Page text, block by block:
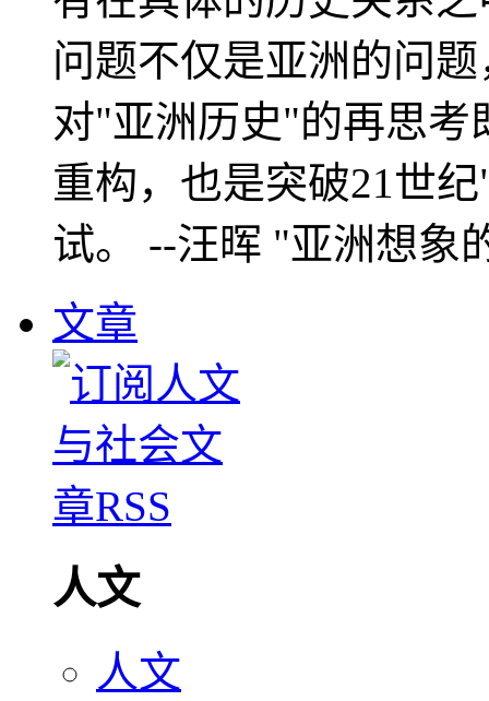
问题不仅是亚洲的问
对"亚洲历史"的再思考
重构，也是突破21世
试。 --汪晖 "亚洲想象
文章
人文
人文